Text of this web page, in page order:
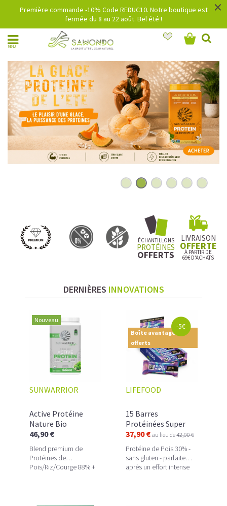
Première commande -10% Code REDUC10. Notre boutique est
fermée du 8 au 22 août. Bel été !
×
MENU
ÉCHANTILLONS
PROTÉINES
OFFERTS
LIVRAISON
OFFERTE
À PARTIR DE
69€ D'ACHATS
DERNIÈRES INNOVATIONS
Nouveau
SUNWARRIOR
Active Protéine
Nature Bio
46,90 €
Blend premium de
Protéines de
Pois/Riz/Courge 88% +
Boîte avantage - 5€
offerts
-5€
LIFEFOOD
15 Barres
Protéinées Super
Power, saveur
Amande & Cookie
Bio
37,90 € au lieu de42,90 €
Protéine de Pois 30% -
sans gluten - parfaite
après un effort intense